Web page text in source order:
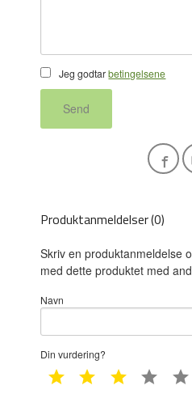
Jeg godtarbetingelsene
Send
Produktanmeldelser (0)
Skriv en produktanmeldelse
med dette produktet med
Navn
Din vurdering?
1 star 2 star 3 star 4 star